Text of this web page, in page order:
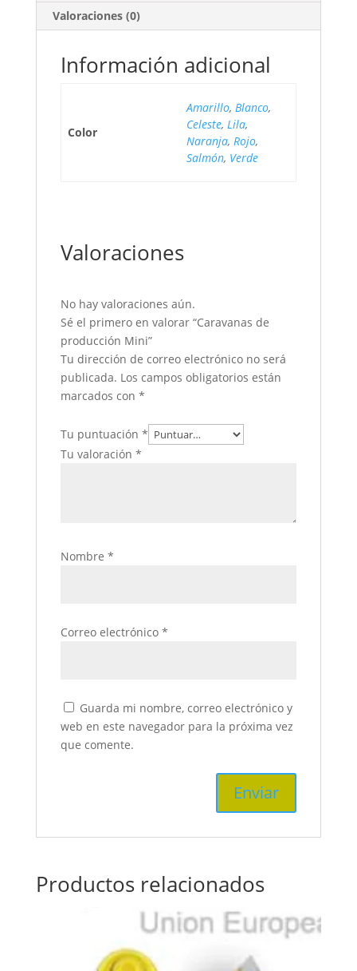
Valoraciones (0)
Información adicional
Color
Amarillo, Blanco,
Celeste, Lila,
Naranja, Rojo,
Salmón, Verde
Valoraciones
No hay valoraciones aún.
Sé el primero en valorar “Caravanas de
producción Mini”
Tu dirección de correo electrónico no será
publicada. Los campos obligatorios están
marcados con *
Tu puntuación *
Tu valoración *
Nombre *
Correo electrónico *
Guarda mi nombre, correo electrónico y
web en este navegador para la próxima vez
que comente.
Productos relacionados